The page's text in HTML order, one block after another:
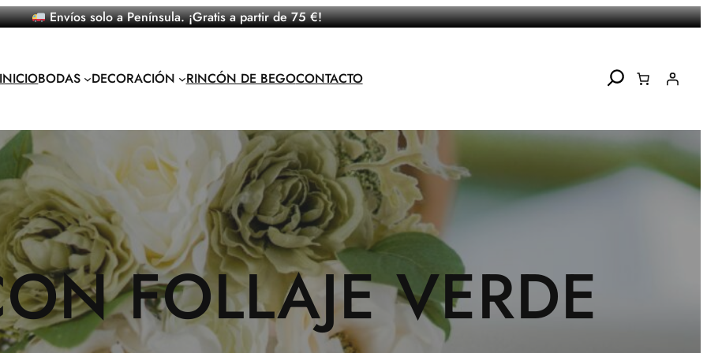
Envíos solo a Península. ¡Gratis a partir de 75 €!
INICIOBODAS DECORACIÓN RINCÓN DE BEGOCONTACTO Search
FOLLAJE VERDE